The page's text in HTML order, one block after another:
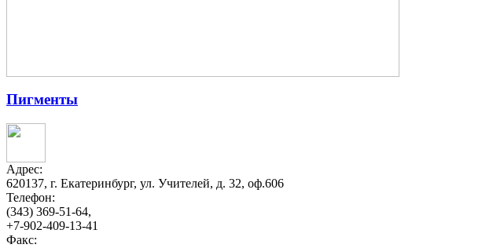
Пигменты
Адрес:
620137, г. Екатеринбург, ул. Учителей, д. 32, оф.606
Телефон:
(343) 369-51-64,
+7-902-409-13-41
Факс: